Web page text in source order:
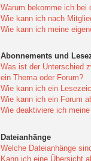
Warum bekomme ich bei
Wie kann ich nach
Wie kann ich meine
Abonnements und
Was ist der Unterschied
ein Thema oder Forum?
Wie kann ich ein
Wie kann ich ein Forum
Wie deaktiviere ich
Dateianhänge
Welche Dateianhänge
Kann ich eine Übersicht